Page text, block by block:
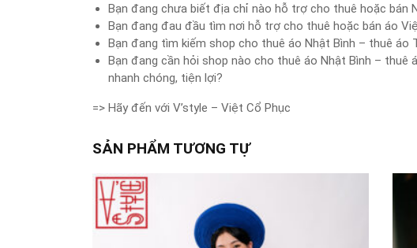
Bạn đang chưa biết địa chỉ nào hỗ trợ cho thuê hoặc bán
Bạn đang đau đầu tìm nơi hỗ trợ cho thuê hoặc bán áo
Bạn đang tìm kiếm shop cho thuê áo Nhật Bình – thuê áo
Bạn đang cần hỏi shop nào cho thuê áo Nhật Bình –
nhanh chóng, tiện lợi?
=> Hãy đến với V’style – Việt Cổ Phục
SẢN PHẨM TƯƠNG TỰ